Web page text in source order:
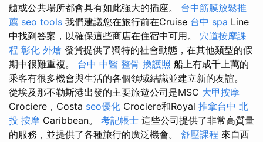
艙或公共場所都會具有如此強大的插座。 台中筋膜放鬆推
薦 seo tools 我們建議您在旅行前在Cruise 台中 spa Line
中找到答案，以確保這些商店在住宿中可用。 穴道按摩課
程 彰化 外燴 發貨提供了獨特的社會動態，在其他類型的假
期中很難重複。 台中 中醫 整骨 換護照 船上有成千上萬的
乘客有很多機會與生活的各個領域結識並建立新的友誼。
從埃及那不勒斯港出發的主要旅遊公司是MSC 大甲按摩
Crociere，Costa seo優化 Crociere和Royal 推拿台中 北
投 按摩 Caribbean。 考記帳士 這些公司提供了非常高質量
的服務，並提供了各種旅行的廣泛機會。 舒壓課程 來自西